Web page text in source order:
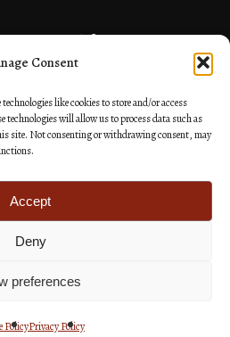
Consent
like cookies to store and/or access
technologies will allow us to process data such as
site. Not consenting or withdrawing consent, may
Accept
Deny
preferences
PolicyPrivacy Policy
27310 26581
Site as you GO: Falcon από